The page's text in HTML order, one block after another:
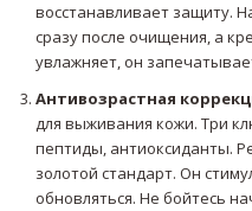
восстанавливает защиту.
сразу после очищения, а
увлажняет, он
Антивозрастная
для выживания кожи. Три
пептиды, антиоксиданты.
золотой стандарт. Он
обновляться. Не бойтесь